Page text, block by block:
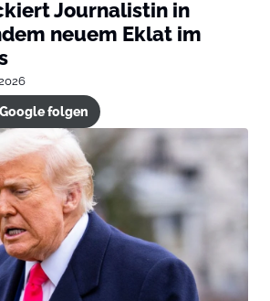
Journalistin in
neuem Eklat im
folgen